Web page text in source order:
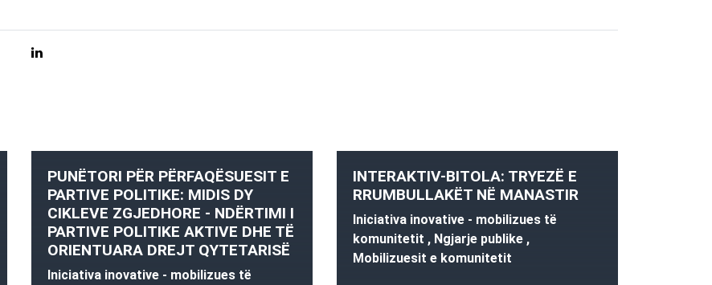
PUNËTORI PËR PËRFAQËSUESIT E
PARTIVE POLITIKE: MIDIS DY
CIKLEVE ZGJEDHORE - NDËRTIMI I
PARTIVE POLITIKE AKTIVE DHE TË
ORIENTUARA DREJT QYTETARISË
Iniciativa inovative - mobilizues të
INTERAKTIV-BITOLA: TRYEZË E
RRUMBULLAKËT NË MANASTIR
Iniciativa inovative - mobilizues të
komunitetit , Ngjarje publike ,
Mobilizuesit e komunitetit